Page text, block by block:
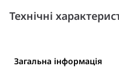
Технічні
Загальна інформація